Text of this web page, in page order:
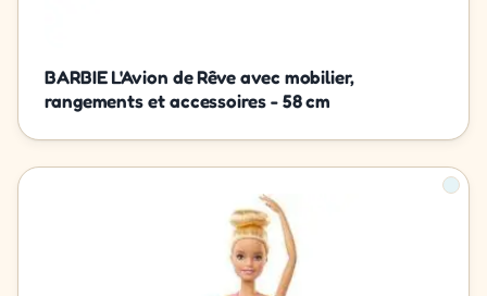
BARBIE L'Avion de Rêve avec mobilier,
rangements et accessoires - 58 cm